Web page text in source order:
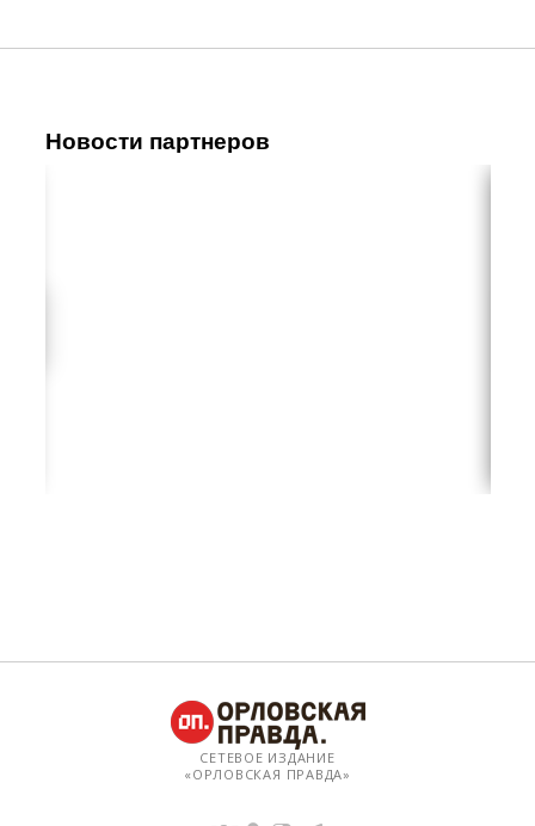
Новости партнеров
СЕТЕВОЕ ИЗДАНИЕ
«ОРЛОВСКАЯ ПРАВДА»